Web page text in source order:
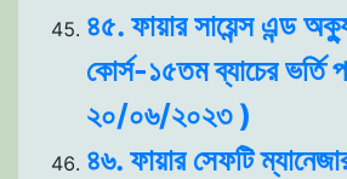
৪৫. ফায়ার সায়েন্স এন্ড
কোর্স-১৫তম ব্যাচের ভর্তি
২০/০৬/২০২৩ )
৪৬. ফায়ার সেফটি